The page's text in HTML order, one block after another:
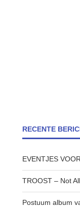
RECENTE
EVENTJES
TROOST – Not
Postuum album